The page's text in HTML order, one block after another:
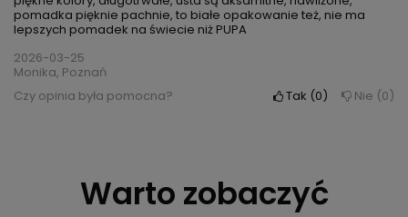
pomadka pięknie pachnie, to białe opakowanie też, nie ma
lepszych pomadek na świecie niż PUPA
2026-03-25
Monika, Poznań
Czy opinia była pomocna?
Tak 0 Nie 0
Warto zobaczyć